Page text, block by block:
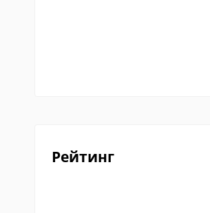
Рейтинг